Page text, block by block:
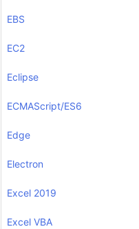
EBS
EC2
Eclipse
ECMAScript/ES6
Edge
Electron
Excel 2019
Excel VBA